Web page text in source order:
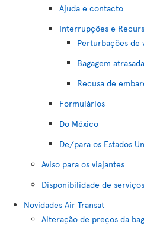
Ajuda e contacto
Interrupções e
Perturbações de
Bagagem
Recusa de
Formulários
Do México
De/para os Estados
Aviso para os viajantes
Disponibilidade de
Novidades Air Transat
Alteração de preços da